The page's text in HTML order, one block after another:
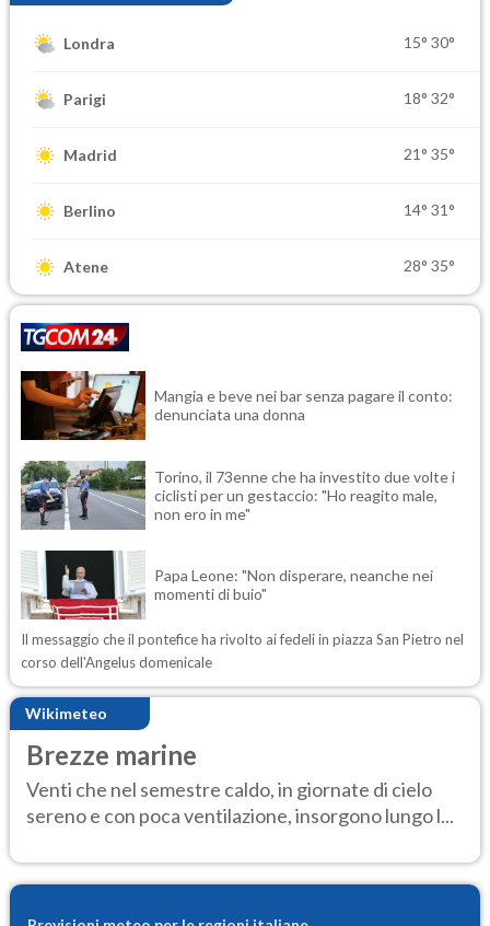
Londra 15° 30°
Parigi 18° 32°
Madrid 21° 35°
Berlino 14° 31°
Atene 28° 35°
Mangia e beve nei bar senza pagare il conto:
denunciata una donna
Torino, il 73enne che ha investito due volte i
ciclisti per un gestaccio: "Ho reagito male,
non ero in me"
Papa Leone: "Non disperare, neanche nei
momenti di buio"
Il messaggio che il pontefice ha rivolto ai fedeli in piazza San Pietro nel
corso dell'Angelus domenicale
Wikimeteo
Brezze marine
Venti che nel semestre caldo, in giornate di cielo
sereno e con poca ventilazione, insorgono lungo l...